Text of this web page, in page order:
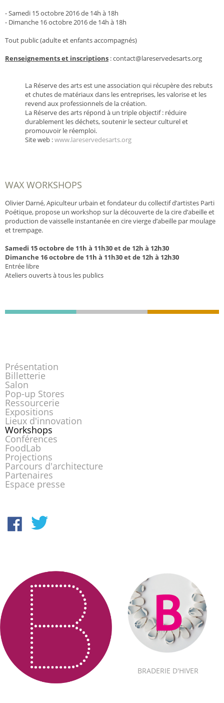
-Samedi 15 octobre 2016 de 14h à 18h
- Dimanche 16 octobre 2016 de 14h à 18h
Tout public (adulte et enfants accompagnés)
Renseignements et inscriptions :contact@lareservedesarts.org
La Réserve des arts est une association qui récupère des rebuts
et chutes de matériaux dans les entreprises, les valorise et les
revend aux professionnels de la création.
La Réserve des arts répond à un triple objectif : réduire
durablement les déchets, soutenir le secteur culturel et
promouvoir le réemploi.
Site web :www.lareservedesarts.org
WAX WORKSHOPS
Olivier Darné, Apiculteur urbain et fondateur du collectif d’artistes Parti
Poétique, propose un workshop sur la découverte de la cire d’abeille et
production de vaisselle instantanée en cire vierge d’abeille par moulage
et trempage.
Samedi 15 octobre de 11h à 11h30 et de 12h à 12h30
Dimanche 16 octobre de 11h à 11h30 et de 12h à 12h30
Entrée libre
Ateliers ouverts à tous les publics
Présentation
Billetterie
Salon
Pop-up Stores
Ressourcerie
Expositions
Lieux d'innovation
Workshops
Conférences
FoodLab
Projections
Parcours d'architecture
Partenaires
Espace presse
BRADERIE D'HIVER